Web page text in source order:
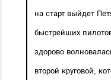
на старт выйдет
быстрейших
здорово
второй круговой,